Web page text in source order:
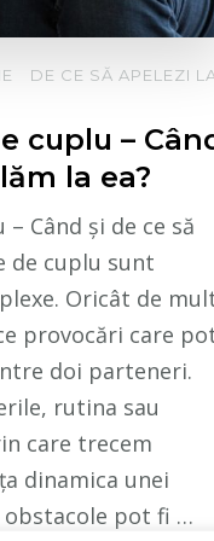
DE CE SĂ APELEZI
cuplu –
la ea?
Când și de ce să
de cuplu sunt
Oricât de
provocări care
doi parteneri.
rutina sau
care trecem
dinamica unei
obstacole pot fi …